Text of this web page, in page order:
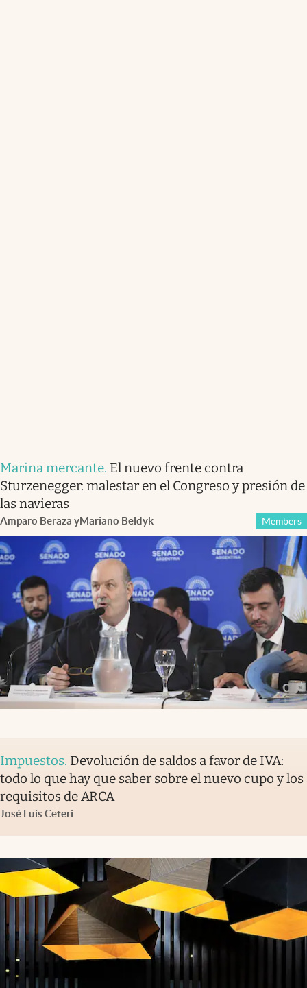
Marina mercante. El nuevo frente contra
Sturzenegger: malestar en el Congreso y presión de
las navieras
Amparo Beraza yMariano Beldyk Members
Impuestos. Devolución de saldos a favor de IVA:
todo lo que hay que saber sobre el nuevo cupo y los
requisitos de ARCA
José Luis Ceteri